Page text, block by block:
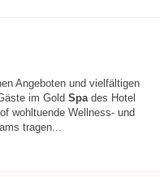
Angeboten und vielfältigen
im Gold Spades Hotel
wohltuende Wellness- und
tragen...